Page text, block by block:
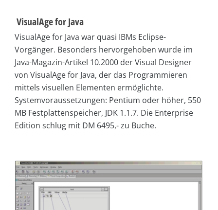
VisualAge for Java
VisualAge for Java war quasi IBMs Eclipse-
Vorgänger. Besonders hervorgehoben wurde im
Java-Magazin-Artikel 10.2000 der Visual Designer
von VisualAge for Java, der das Programmieren
mittels visuellen Elementen ermöglichte.
Systemvoraussetzungen: Pentium oder höher, 550
MB Festplattenspeicher, JDK 1.1.7. Die Enterprise
Edition schlug mit DM 6495,- zu Buche.